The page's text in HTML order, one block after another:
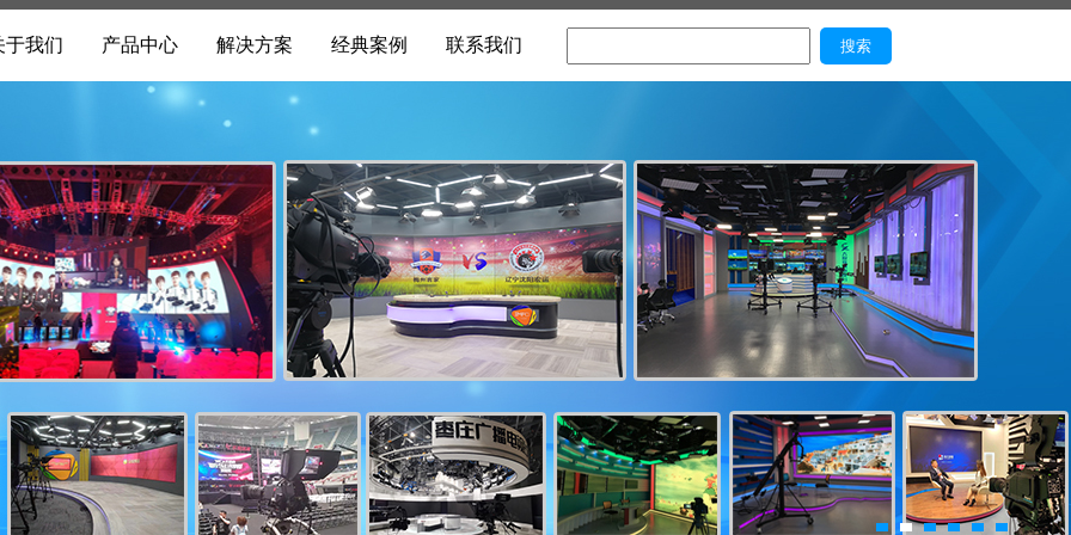
于我们 产品中心 解决方案 经典案例 联系我们